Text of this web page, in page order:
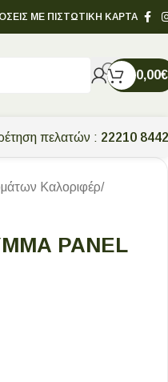
ΜΕ ΠΙΣΤΩΤΙΚΗ ΚΑΡΤΑ
0,00€
πελατών : 22210
Καλοριφέρ/
PANEL